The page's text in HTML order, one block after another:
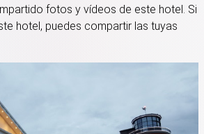
fotos y vídeos de este hotel. Si
hotel, puedes compartir las tuyas